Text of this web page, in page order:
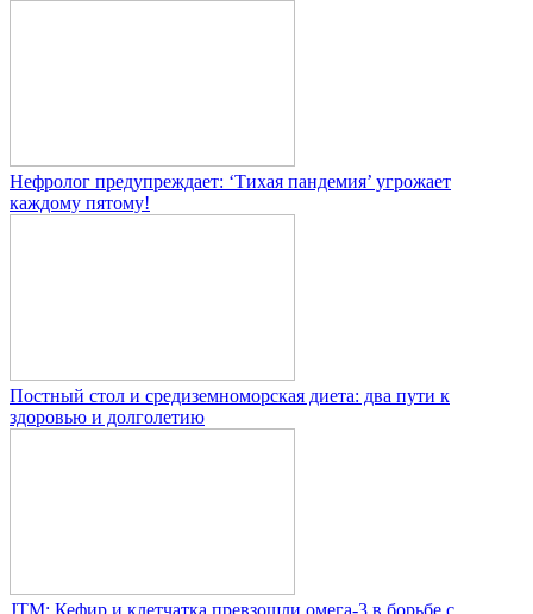
Нефролог предупреждает: ‘Тихая пандемия’ угрожает
каждому пятому!
Постный стол и средиземноморская диета: два пути к
здоровью и долголетию
JTM: Кефир и клетчатка превзошли омега-3 в борьбе с